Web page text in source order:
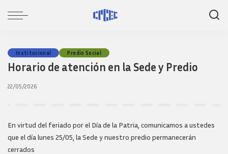
Institucional Predio Social
Horario de atención en la Sede y Predio
22/05/2026
En virtud del feriado por el Día de la Patria, comunicamos a ustedes
que el día lunes 25/05, la Sede y nuestro predio permanecerán
cerrados